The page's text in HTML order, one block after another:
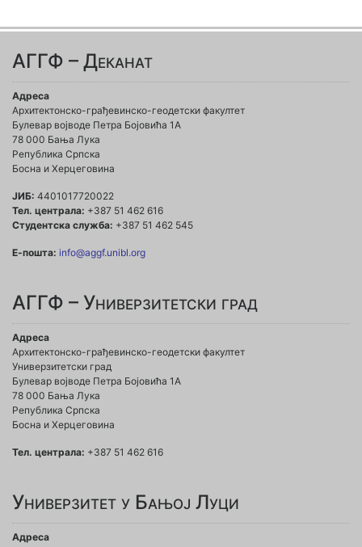
АГГФ – Деканат
Адреса
Архитектонско-грађевинско-геодетски факултет
Булевар војводе Петра Бојовића 1A
78 000 Бања Лука
Република Српска
Босна и Херцеговина
ЈИБ: 4401017720022
Тел. централа: +387 51 462 616
Студентска служба: +387 51 462 545
Е-пошта: info@aggf.unibl.org
АГГФ – Универзитетски град
Адреса
Архитектонско-грађевинско-геодетски факултет
Универзитетски град
Булевар војводе Петра Бојовића 1A
78 000 Бања Лука
Република Српска
Босна и Херцеговина
Тел. централа: +387 51 462 616
Универзитет у Бањој Луци
Адреса